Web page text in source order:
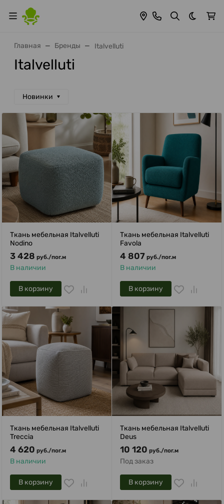
Темная
Главная Бренды Italvelluti
Italvelluti
Новинки
Ткань мебельная Italvelluti
Nodino
3 428 руб./пог.м
В наличии
В корзину
Ткань мебельная Italvelluti
Favola
4 807 руб./пог.м
В наличии
В корзину
Ткань мебельная Italvelluti
Treccia
4 620 руб./пог.м
В наличии
В корзину
Ткань мебельная Italvelluti
Deus
10 120 руб./пог.м
Под заказ
В корзину